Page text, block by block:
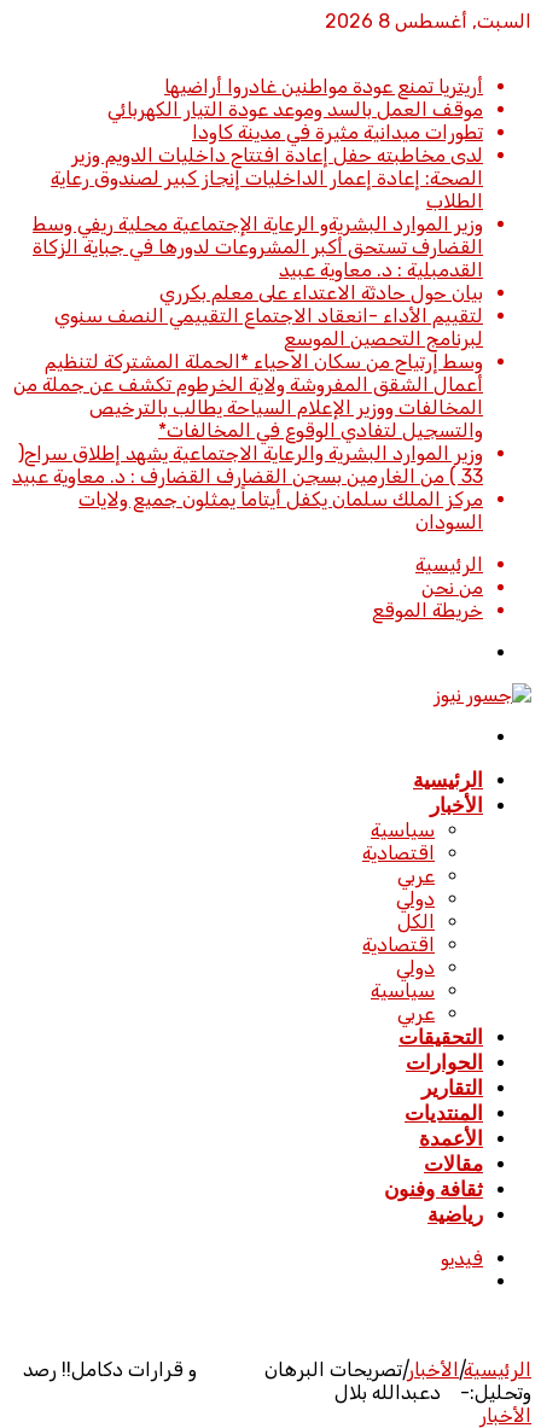
السبت, أغسطس 8 2026
أريتريا تمنع عودة مواطنين غادروا أراضيها
موقف العمل بالسد وموعد عودة التيار الكهربائي
تطورات ميدانية مثيرة في مدينة كاودا
لدى مخاطبته حفل إعادة افتتاح داخليات الدويم وزير
الصحة: إعادة إعمار الداخليات إنجاز كبير لصندوق رعاية
الطلاب
وزير الموارد البشريةو الرعاية الإجتماعية محلية ريفي وسط
القضارف تستحق أكبر المشروعات لدورها في جباية الزكاة
القدمبلية : د. معاوية عبيد
بيان حول حادثة الاعتداء على معلم بكرري
لتقييم الأداء -انعقاد الاجتماع التقييمي النصف سنوي
لبرنامج التحصين الموسع
وسط إرتياح من سكان الاحياء *الحملة المشتركة لتنظيم
أعمال الشقق المفروشة ولاية الخرطوم تكشف عن جملة من
المخالفات ووزير الإعلام السياحة يطالب بالترخيص
والتسجيل لتفادي الوقوع في المخالفات*
وزير الموارد البشرية والرعاية الاجتماعية يشهد إطلاق سراح(
33 ) من الغارمين بسجن القضارف القضارف : د. معاوية عبيد
مركز الملك سلمان يكفل أيتاماً يمثلون جميع ولايات
السودان
الرئيسية
من نحن
خريطة الموقع
الرئيسية
الأخبار
سياسية
اقتصادية
عربي
دولي
الكل
اقتصادية
دولي
سياسية
عربي
التحقيقات
الحوارات
التقارير
المنتديات
الأعمدة
مقالات
ثقافة وفنون
رياضية
فيديو
الرئيسية|الأخبار|تصريحات البرهان و قرارات دكامل!! رصد
وتحليل:- دعبدالله بلال
الأخبار